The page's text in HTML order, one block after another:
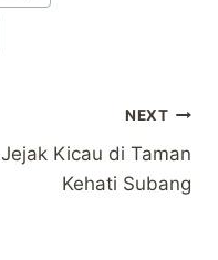
NEXT
Jejak Kicau di Taman
Kehati Subang